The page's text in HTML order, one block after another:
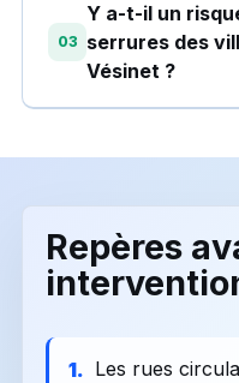
03
Y a-t-il un
serrures des
Vésinet ?
Repères
1. Les rues